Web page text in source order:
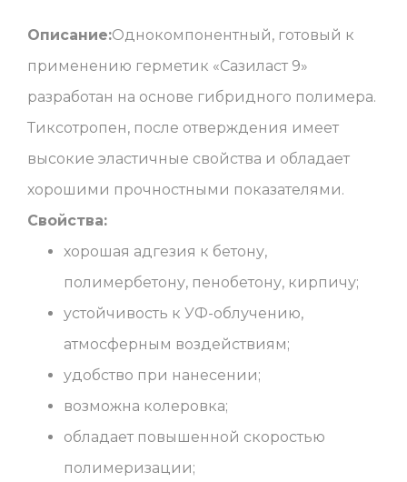
Описание:Однокомпонентный, готовый к
применению герметик «Сазиласт 9»
разработан на основе гибридного полимера.
Тиксотропен, после отверждения имеет
высокие эластичные свойства и обладает
хорошими прочностными показателями.
Свойства:
хорошая адгезия к бетону,
полимербетону, пенобетону, кирпичу;
устойчивость к УФ-облучению,
атмосферным воздействиям;
удобство при нанесении;
возможна колеровка;
обладает повышенной скоростью
полимеризации;